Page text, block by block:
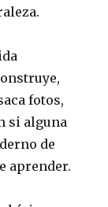
fotos,
si alguna
de
aprender.